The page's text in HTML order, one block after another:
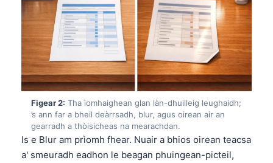
Figear 2: Tha ìomhaighean glan làn-dhuilleig leughaidh;
’s ann far a bheil deàrrsadh, blur, agus oirean air an
gearradh a thòisicheas na mearachdan.
Is e Blur am prìomh fhear. Nuair a bhios oirean teacsa
a' smeuradh eadhon le beagan phuingean-picteil,